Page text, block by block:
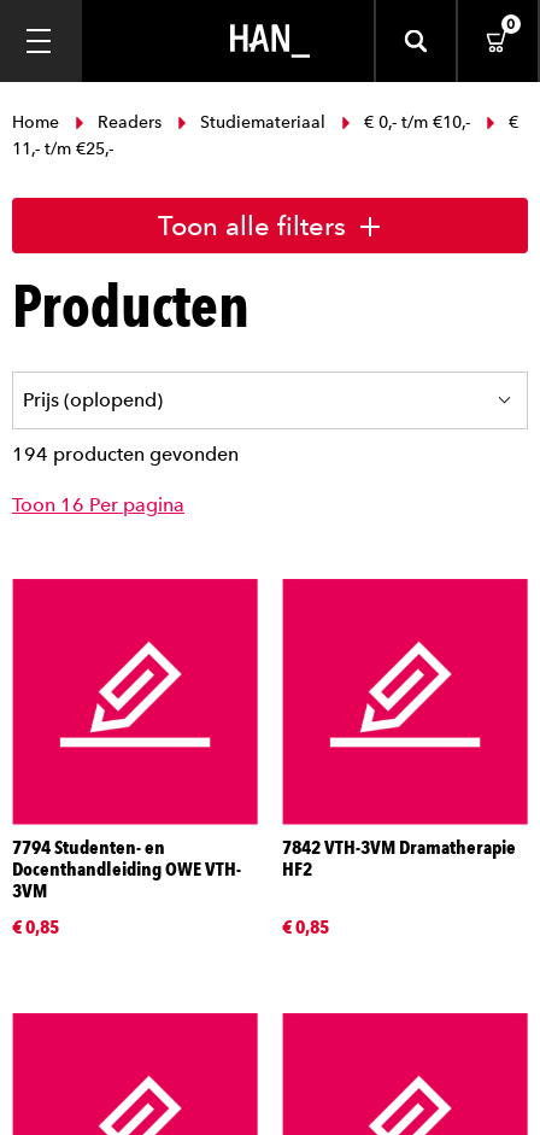
0
Home Readers Studiemateriaal € 0,- t/m €10,-
€
11,- t/m €25,-
Toon alle filters
Producten
194 producten gevonden
Toon 16 Per pagina
7794 Studenten- en
Docenthandleiding OWE VTH-
3VM
€ 0,85
7842 VTH-3VM Dramatherapie
HF2
€ 0,85